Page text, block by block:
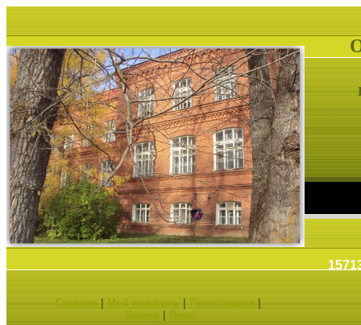
Главная Мой профиль Регистрация
Выход| Вход